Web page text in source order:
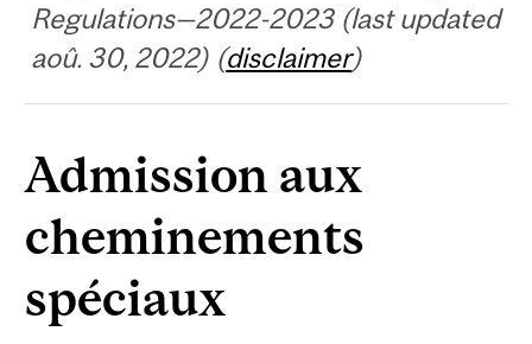
Regulations—2022-2023 (last updated
aoû. 30, 2022) (disclaimer)
Admission aux
cheminements
spéciaux